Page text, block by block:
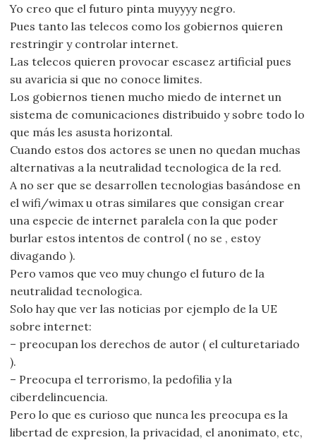
Yo creo que el futuro pinta muyyyy negro.
Pues tanto las telecos como los gobiernos quieren
restringir y controlar internet.
Las telecos quieren provocar escasez artificial pues
su avaricia si que no conoce limites.
Los gobiernos tienen mucho miedo de internet un
sistema de comunicaciones distribuido y sobre todo lo
que más les asusta horizontal.
Cuando estos dos actores se unen no quedan muchas
alternativas a la neutralidad tecnologica de la red.
A no ser que se desarrollen tecnologias basándose en
el wifi/wimax u otras similares que consigan crear
una especie de internet paralela con la que poder
burlar estos intentos de control ( no se , estoy
divagando ).
Pero vamos que veo muy chungo el futuro de la
neutralidad tecnologica.
Solo hay que ver las noticias por ejemplo de la UE
sobre internet:
– preocupan los derechos de autor ( el culturetariado
).
– Preocupa el terrorismo, la pedofilia y la
ciberdelincuencia.
Pero lo que es curioso que nunca les preocupa es la
libertad de expresion, la privacidad, el anonimato, etc,